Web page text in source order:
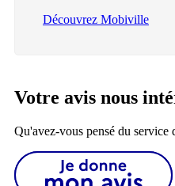
Découvrez Mobiville
Votre avis nous
Qu'avez-vous pensé du service